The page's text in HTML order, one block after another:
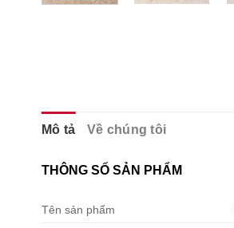
Mô tả Về chúng tôi
THÔNG SỐ SẢN PHẨM
Tên sản phẩm